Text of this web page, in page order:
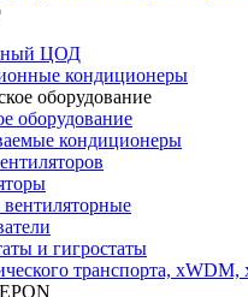
ЦОД
кондиционеры
оборудование
кондиционеры
и гигростаты
транспорта, xWDM,